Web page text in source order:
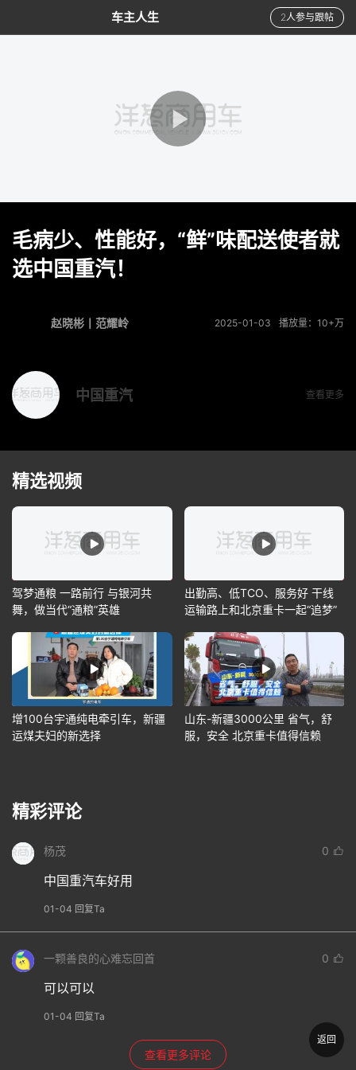
车主人生 2人参与跟帖
毛病少、性能好，“鲜”味配送使者就
选中国重汽！
播放量：10+万
2025-01-03
赵晓彬丨范耀岭
中国重汽 查看更多
精选视频
驾梦通粮 一路前行 与银河共
舞，做当代“通粮”英雄
出勤高、低TCO、服务好 干线
运输路上和北京重卡一起“追梦”
增100台宇通纯电牵引车，新疆
运煤夫妇的新选择
山东-新疆3000公里 省气，舒
服，安全 北京重卡值得信赖
精彩评论
杨茂 0
中国重汽车好用
01-04 回复Ta
一颗善良的心难忘回首 0
可以可以
01-04 回复Ta
查看更多评论
返回